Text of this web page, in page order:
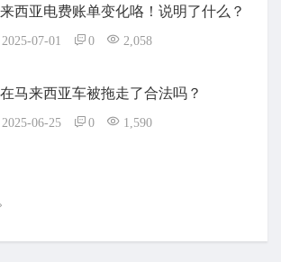
西亚电费账单变化咯！说明了什么？
2025-07-01 0 2,058
在马来西亚车被拖走了合法吗？
2025-06-25 0 1,590